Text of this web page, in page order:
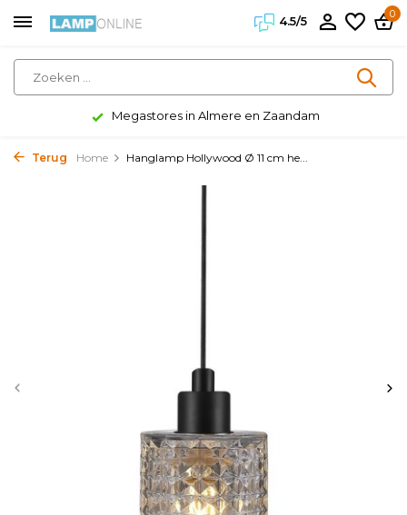
4.5/5
0
Megastores in Almere en Zaandam
Terug Home Hanglamp Hollywood Ø 11 cm he...